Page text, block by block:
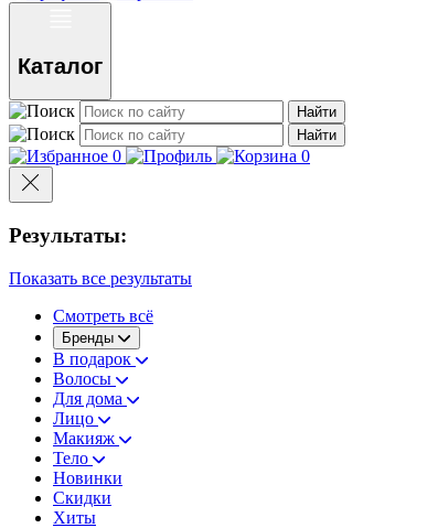
Каталог
Найти
Найти
0 0
Результаты:
Показать все результаты
Смотреть всё
Бренды
В подарок
Волосы
Для дома
Лицо
Макияж
Тело
Новинки
Скидки
Хиты